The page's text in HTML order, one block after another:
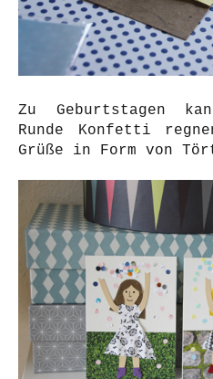
Zu Geburtstagen
Runde Konfetti
Grüße in Form von